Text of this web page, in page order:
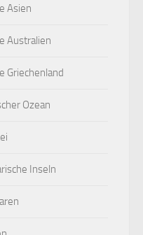
Asien
Australien
Griechenland
Ozean
Inseln